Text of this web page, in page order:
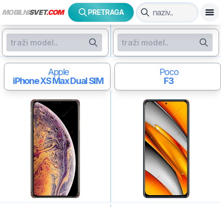
MOBILNISVET.COM PRETRAGA
Apple
iPhone XS MaxDual SIM
Poco
F3